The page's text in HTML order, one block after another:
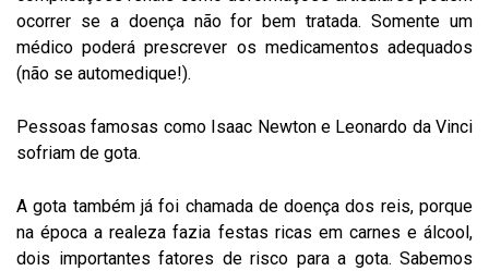
ocorrer se a doença não for bem tratada. Somente um
médico poderá prescrever os medicamentos adequados
(não se automedique!).
Pessoas famosas como Isaac Newton e Leonardo da Vinci
sofriam de gota.
A gota também já foi chamada de doença dos reis, porque
na época a realeza fazia festas ricas em carnes e álcool,
dois importantes fatores de risco para a gota. Sabemos